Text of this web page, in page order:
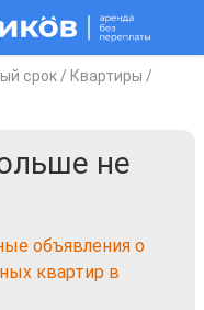
срок / Квартиры /
не
объявления о
квартир в